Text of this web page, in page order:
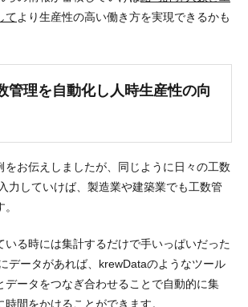
てより生産性の高い働き方を実現できるかも
管理を自動化し人時生産性の向
をお伝えしましたが、同じように日々の工数
力していけば、製造業や建築業でも工数管
いる時には集計するだけで手いっぱいだった
データがあれば、krewDataのようなツール
データをつなぎ合わせることで自動的に集
間をかけることができます。